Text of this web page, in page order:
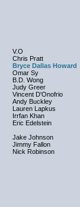
V.O
Chris Pratt
Bryce Dallas Howard
Omar Sy
B.D. Wong
Judy Greer
Vincent D'Onofrio
Andy Buckley
Lauren Lapkus
Irrfan Khan
Eric Edelstein
Jake Johnson
Jimmy Fallon
Nick Robinson